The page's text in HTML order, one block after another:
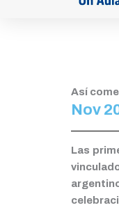
Así
Nov
Las